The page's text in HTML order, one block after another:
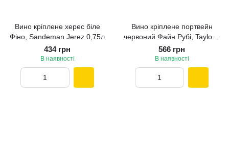
Вино кріплене херес біле
Фіно, Sandeman Jerez 0,75л
434 грн
В наявності
Вино кріплене портвейн
червоний Файн Рубі, Taylor's
0,75л
566 грн
В наявності